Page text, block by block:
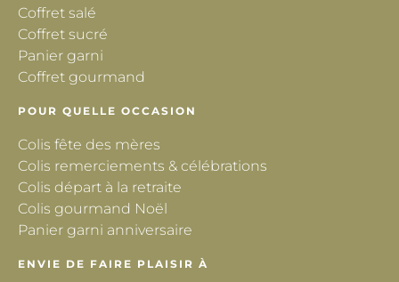
Coffret salé
Coffret sucré
Panier garni
Coffret gourmand
POUR QUELLE OCCASION
Colis fête des mères
Colis remerciements & célébrations
Colis départ à la retraite
Colis gourmand Noël
Panier garni anniversaire
ENVIE DE FAIRE PLAISIR À